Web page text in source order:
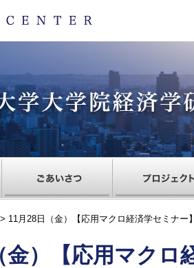
> 11月28日（金）【応用マクロ経済学セミナー
金）【応用マクロ